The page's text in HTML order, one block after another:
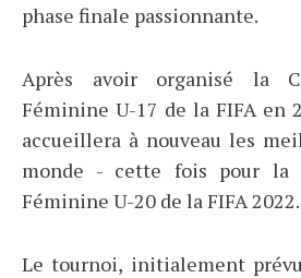
phase finale passionnante.
Après avoir organisé la
Féminine U-17 de la FIFA en
accueillera à nouveau les
monde - cette fois pour la
Féminine U-20 de la FIFA 2022.
Le tournoi, initialement